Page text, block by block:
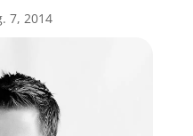
7, 2014